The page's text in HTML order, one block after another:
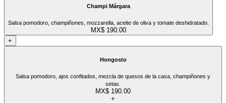
Champi Márgara
Salsa pomodoro, champiñones, mozzarella, aceite de oliva y tomate deshidratado.
MX$ 190.00
+
Hongosto
Salsa pomodoro, ajos confitados, mezcla de quesos de la casa, champiñones y
setas.
MX$ 190.00
+